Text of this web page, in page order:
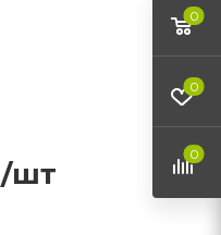
/шт
0
0
0